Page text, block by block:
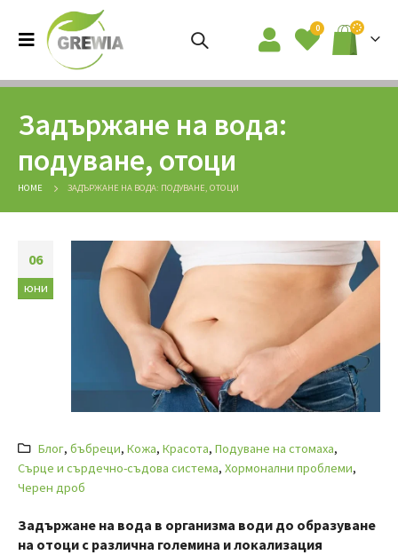
0
Задържане на вода:
подуване, отоци
HOME ЗАДЪРЖАНЕ НА ВОДА: ПОДУВАНЕ, ОТОЦИ
06
юни
Блог,бъбреци,Кожа,Красота,Подуване на стомаха,
Сърце и сърдечно-съдова система, Хормонални проблеми,
Черен дроб
Задържане на вода в организма води до образуване
на отоци с различна големина и локализация